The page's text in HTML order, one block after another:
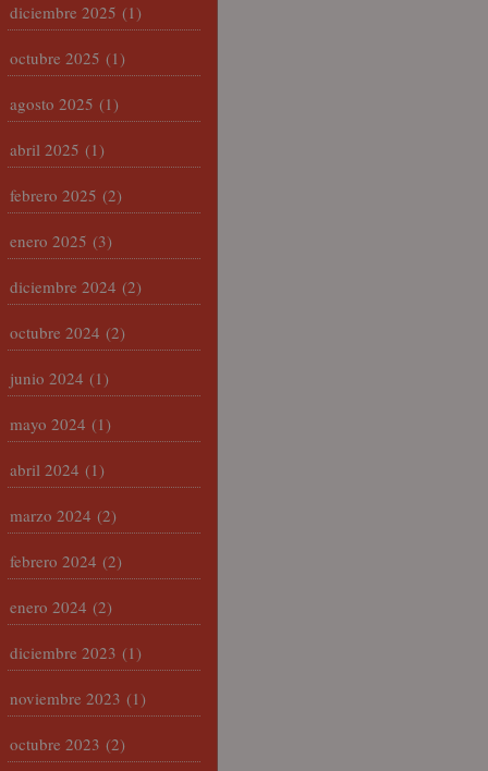
diciembre 2025 (1)
octubre 2025 (1)
agosto 2025 (1)
abril 2025 (1)
febrero 2025 (2)
enero 2025 (3)
diciembre 2024 (2)
octubre 2024 (2)
junio 2024 (1)
mayo 2024 (1)
abril 2024 (1)
marzo 2024 (2)
febrero 2024 (2)
enero 2024 (2)
diciembre 2023 (1)
noviembre 2023 (1)
octubre 2023 (2)